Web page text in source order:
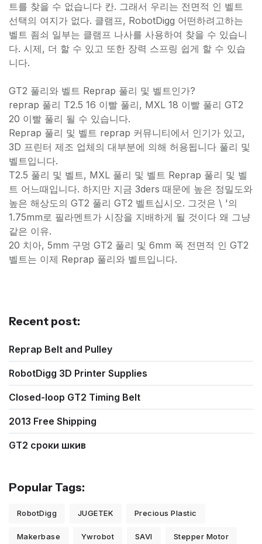
트를 찾을 수 없습니다 칸. 그래서 우리는 전면적 인 벨트
선택의 여지가 없다. 클램프, RobotDigg 어떤하려고하는
벨트 죔쇠 일부는 클램프 나사를 사용하여 찾을 수 있습니
다. 시제, 더 할 수 있고 또한 장력 스프링 쉽게 할 수 있습
니다.
GT2 풀리와 벨트 Reprap 풀리 및 벨트인가?
reprap 풀리 T2.5 16 이빨 풀리, MXL 18 이빨 풀리 GT2
20 이빨 풀리 될 수 있습니다.
Reprap 풀리 및 벨트 reprap 커뮤니티에서 인기가 있고,
3D 프린터 제조 업체의 대부분에 의해 허용됩니다 풀리 및
벨트입니다.
T2.5 풀리 및 벨트, MXL 풀리 및 벨트 Reprap 풀리 및 벨
트 어느때입니다. 하지만 지금 3ders 때문에 높은 정밀도와
높은 해상도의 GT2 풀리 GT2 벨트십시오. 그것은 \ '의
1.75mm로 필라멘트가 시장을 지배하게 될 것이다 왜 그냥
같은 이유.
20 치아, 5mm 구멍 GT2 풀리 및 6mm 폭 전면적 인 GT2
벨트는 이제 Reprap 풀리와 벨트입니다.
Recent post:
Reprap Belt and Pulley
RobotDigg 3D Printer Supplies
Closed-loop GT2 Timing Belt
2013 Free Shipping
GT2 сроки шкив
Popular Tags:
RobotDigg JUGETEK Precious Plastic
Makerbase Ywrobot SAVI Stepper Motor